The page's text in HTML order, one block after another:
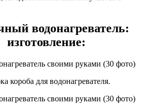
водонагреватель:
изготовление:
короба для водонагревателя.